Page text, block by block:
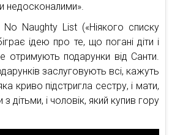
недосконалими».
No Naughty List («Ніякого списку
ідею про те, що погані діти і
отримують подарунки від Санти.
заслуговують всі, кажуть
криво підстригла сестру, і мати,
дітьми, і чоловік, який купив гору